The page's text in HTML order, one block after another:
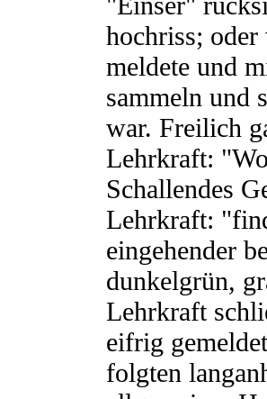
hochriss;
meldete und
sammeln und
war. Freilich
Lehrkraft:
Schallendes
Lehrkraft:
eingehender
dunkelgrün,
Lehrkraft
eifrig
folgten